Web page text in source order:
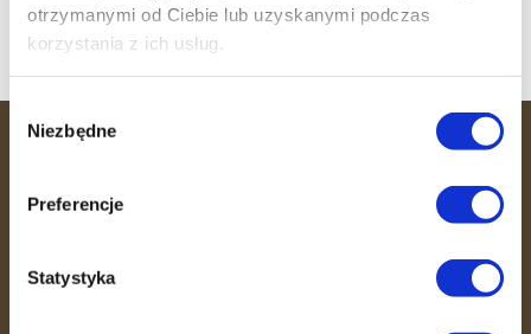
otrzymanymi od Ciebie lub uzyskanymi podczas
korzystania z ich usług.
Wybór
zgody
Niezbędne
Preferencje
Statystyka
Witamy 36 MINUT Busko-Zdrój
36 MINUT to miejsce, gdzie efektywność
Dzięki unikalnemu systemowi